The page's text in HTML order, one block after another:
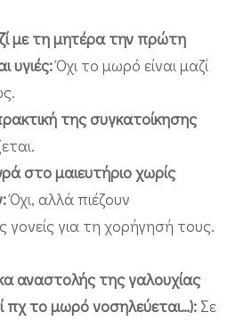
με τη μητέρα την πρώτη
υγιές:Όχι το μωρό είναι μαζί
της συγκατοίκησης
στο μαιευτήριο χωρίς
Όχι, αλλά πιέζουν
γονείς για τη χορήγησή τους.
αναστολής της γαλουχίας
πχ το μωρό νοσηλεύεται…): Σε